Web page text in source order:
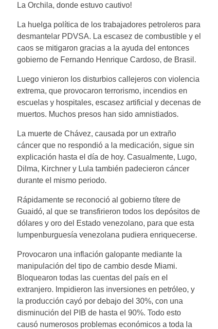
La Orchila, donde estuvo cautivo!
La huelga política de los trabajadores petroleros para
desmantelar PDVSA. La escasez de combustible y el
caos se mitigaron gracias a la ayuda del entonces
gobierno de Fernando Henrique Cardoso, de Brasil.
Luego vinieron los disturbios callejeros con violencia
extrema, que provocaron terrorismo, incendios en
escuelas y hospitales, escasez artificial y decenas de
muertos. Muchos presos han sido amnistiados.
La muerte de Chávez, causada por un extraño
cáncer que no respondió a la medicación, sigue sin
explicación hasta el día de hoy. Casualmente, Lugo,
Dilma, Kirchner y Lula también padecieron cáncer
durante el mismo periodo.
Rápidamente se reconoció al gobierno títere de
Guaidó, al que se transfirieron todos los depósitos de
dólares y oro del Estado venezolano, para que esta
lumpenburguesía venezolana pudiera enriquecerse.
Provocaron una inflación galopante mediante la
manipulación del tipo de cambio desde Miami.
Bloquearon todas las cuentas del país en el
extranjero. Impidieron las inversiones en petróleo, y
la producción cayó por debajo del 30%, con una
disminución del PIB de hasta el 90%. Todo esto
causó numerosos problemas económicos a toda la